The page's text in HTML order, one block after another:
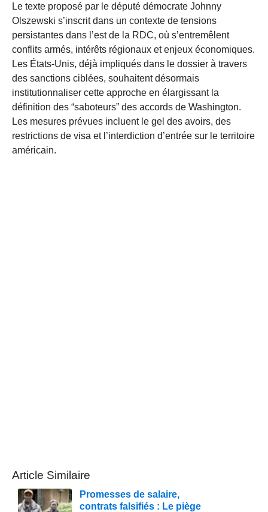
Le texte proposé par le député démocrate Johnny
Olszewski s’inscrit dans un contexte de tensions
persistantes dans l’est de la RDC, où s’entremêlent
conflits armés, intérêts régionaux et enjeux économiques.
Les États-Unis, déjà impliqués dans le dossier à travers
des sanctions ciblées, souhaitent désormais
institutionnaliser cette approche en élargissant la
définition des “saboteurs” des accords de Washington.
Les mesures prévues incluent le gel des avoirs, des
restrictions de visa et l’interdiction d’entrée sur le territoire
américain.
Article Similaire
Promesses de salaire,
contrats falsifiés : Le piège